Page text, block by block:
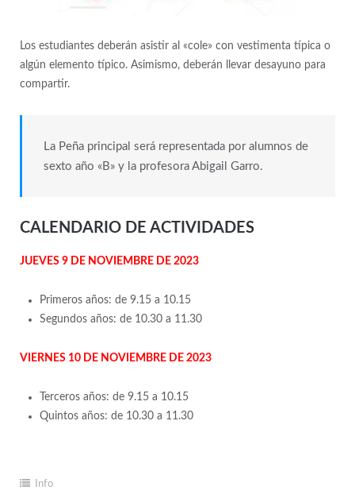
Los estudiantes deberán asistir al «cole» con vestimenta típica o
algún elemento típico. Asimismo, deberán llevar desayuno para
compartir.
La Peña principal será representada por alumnos de
sexto año «B» y la profesora Abigail Garro.
CALENDARIO DE ACTIVIDADES
JUEVES 9 DE NOVIEMBRE DE 2023
Primeros años: de 9.15 a 10.15
Segundos años: de 10.30 a 11.30
VIERNES 10 DE NOVIEMBRE DE 2023
Terceros años: de 9.15 a 10.15
Quintos años: de 10.30 a 11.30
Info